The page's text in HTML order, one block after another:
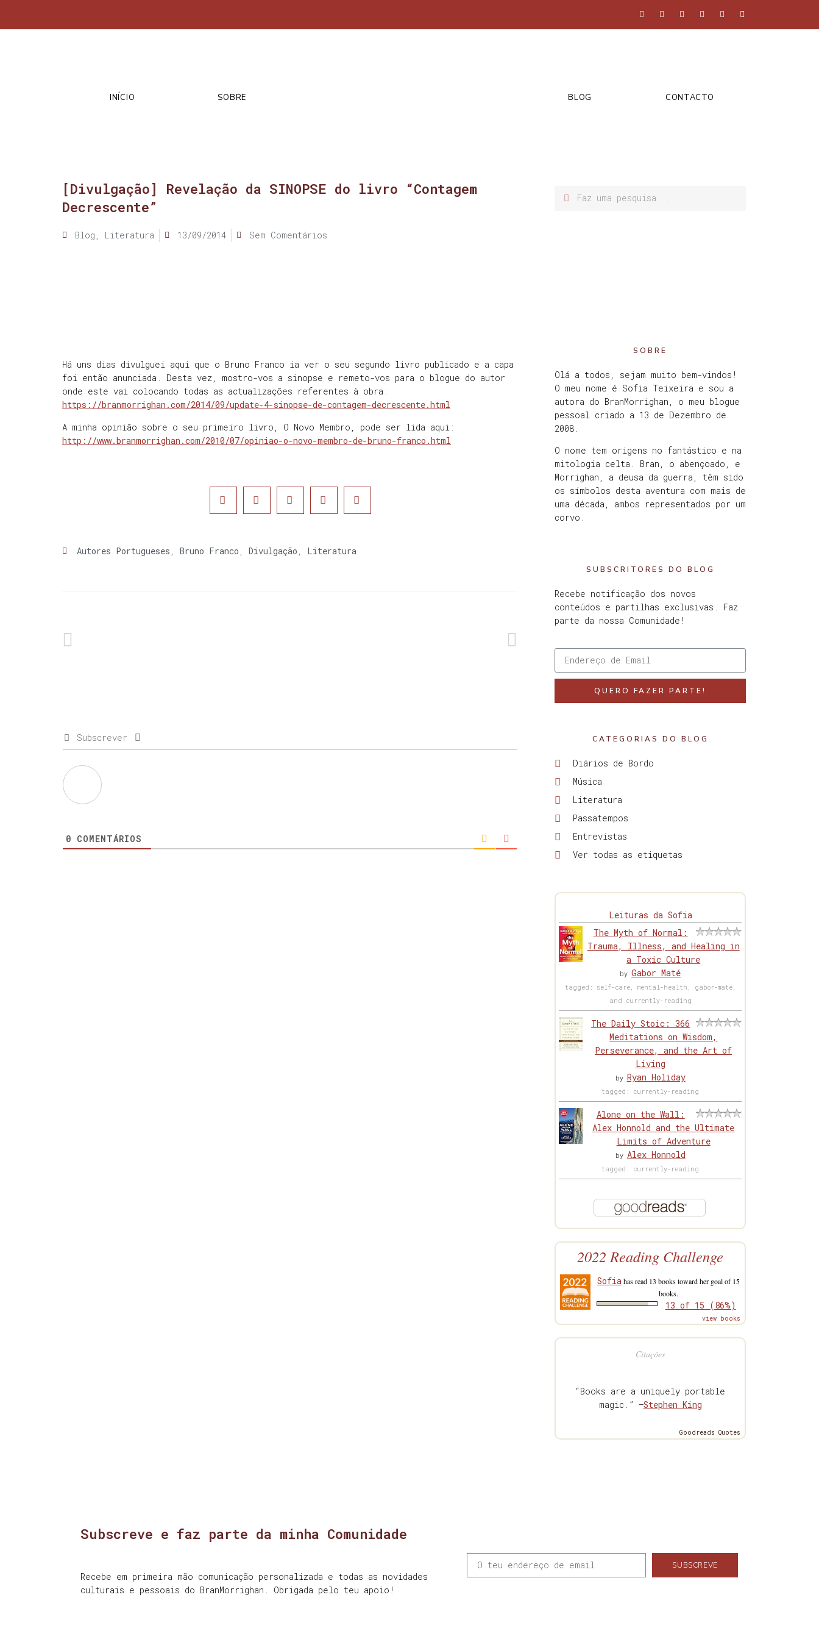
INÍCIO SOBRE BLOG CONTACTO
[Divulgação] Revelação da SINOPSE do livro “Contagem
Decrescente”
Blog , Literatura 13/09/2014 Sem Comentários
Há uns dias divulguei aqui que o Bruno Franco ia ver o seu segundo livro publicado e a capa
foi então anunciada. Desta vez, mostro-vos a sinopse e remeto-vos para o blogue do autor
onde este vai colocando todas as actualizações referentes à obra:
https://branmorrighan.com/2014/09/update-4-sinopse-de-contagem-decrescente.html
A minha opinião sobre o seu primeiro livro, O Novo Membro, pode ser lida aqui:
http://www.branmorrighan.com/2010/07/opiniao-o-novo-membro-de-bruno-franco.html
Autores Portugueses , Bruno Franco , Divulgação , Literatura
Subscrever
0 COMENTÁRIOS
SOBRE
Olá a todos, sejam muito bem-vindos!
O meu nome é Sofia Teixeira e sou a
autora do BranMorrighan, o meu blogue
pessoal criado a 13 de Dezembro de
2008.
O nome tem origens no fantástico e na
mitologia celta. Bran, o abençoado, e
Morrighan, a deusa da guerra, têm sido
os símbolos desta aventura com mais de
uma década, ambos representados por um
corvo.
SUBSCRITORES DO BLOG
Recebe notificação dos novos
conteúdos e partilhas exclusivas. Faz
parte da nossa Comunidade!
QUERO FAZER PARTE!
CATEGORIAS DO BLOG
Diários de Bordo
Música
Literatura
Passatempos
Entrevistas
Ver todas as etiquetas
Leituras da Sofia
The Myth of Normal:
Trauma, Illness, and Healing in
a Toxic Culture
byGabor Maté
tagged: self-care, mental-health, gabor-maté,
and currently-reading
The Daily Stoic: 366
Meditations on Wisdom,
Perseverance, and the Art of
Living
by Ryan Holiday
tagged: currently-reading
Alone on the Wall:
Alex Honnold and the Ultimate
Limits of Adventure
by Alex Honnold
tagged: currently-reading
2022 Reading Challenge
Sofiahas read 13 books toward her goal of 15
books.
13 of 15 (86%)
view books
Citações
“Books are a uniquely portable
magic.” —Stephen King
Goodreads Quotes
Subscreve e faz parte da minha Comunidade
Recebe em primeira mão comunicação personalizada e todas as novidades
culturais e pessoais do BranMorrighan. Obrigada pelo teu apoio!
SUBSCREVE